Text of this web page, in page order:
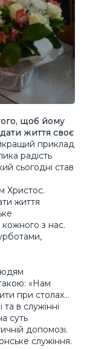
щоб йому
життя своє
приклад
радість
сьогодні став
Христос.
життя
з нас.
«Нам
при столах…
в служінні
суть
допомозі.
служіння.